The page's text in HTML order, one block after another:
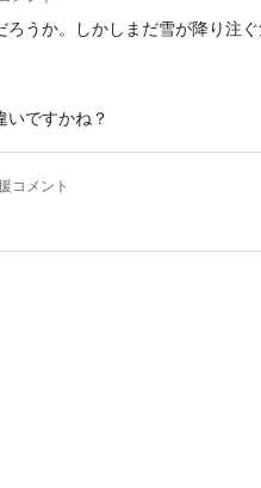
ろうか。しかしまだ雪が降り注
いですかね？
コメント